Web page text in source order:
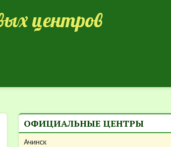
центров
ОФИЦИАЛЬНЫЕ ЦЕНТРЫ
Ачинск